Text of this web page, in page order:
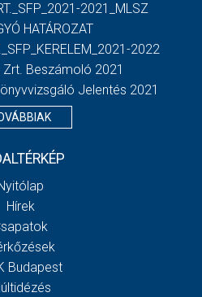
2021_MLSZ
HATÁROZAT
2022
Zrt. Beszámoló 2021
Jelentés 2021
Hírek
Budapest